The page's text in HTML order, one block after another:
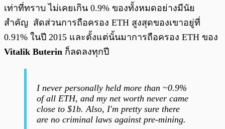
เท่าที่ทราบ ไม่เคยเกิน 0.9% ของทั้งหมดอย่างมีนัย
สำคัญ สัดส่วนการถือครอง ETH สูงสุดของเขาอยู่ที่
0.91% ในปี 2015 และตั้งแต่นั้นมาการถือครอง ETH ของ
Vitalik Buterin ก็ลดลงทุกปี
I never personally held more than ~0.9%
of all ETH, and my net worth never came
close to $1b. Also, I'm pretty sure there
are no criminal laws against pre-mining.